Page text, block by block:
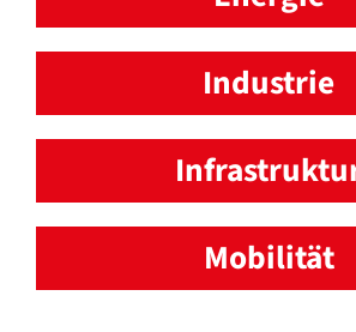
Industrie
Mobilität